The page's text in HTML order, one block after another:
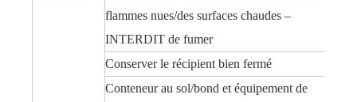
flammes nues/des surfaces chaudes –
INTERDIT de fumer
Conserver le récipient bien fermé
Conteneur au sol/bond et équipement de